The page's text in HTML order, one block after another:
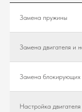
Замена пружины
Замена двигателя и
Замена блокирующих
Настройка двигателя